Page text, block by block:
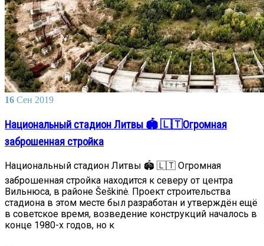
16 Сен 2019
Национальный стадион Литвы 🏟️ 🇱🇹Огромная
заброшенная стройка
Национальный стадион Литвы 🏟️ 🇱🇹 Огромная
заброшенная стройка находится к северу от центра
Вильнюса, в районе Šeškinė. Проект строительства
стадиона в этом месте был разработан и утверждён ещё
в советское время, возведение конструкций началось в
конце 1980-х годов, но к